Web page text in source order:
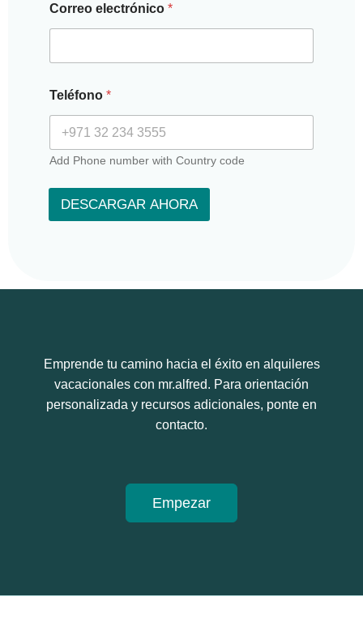
Correo electrónico *
Teléfono *
Add Phone number with Country code
DESCARGAR AHORA
Emprende tu camino hacia el éxito en alquileres
vacacionales con mr.alfred. Para orientación
personalizada y recursos adicionales, ponte en
contacto.
Empezar